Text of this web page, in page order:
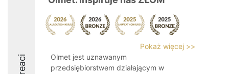
Pokaż więcej >>
Olmet jest uznawanym
przedsiębiorstwem działającym w